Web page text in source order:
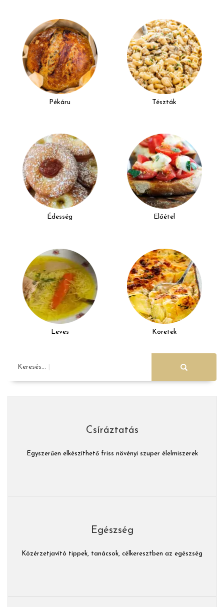
Pékáru Tészták
Édesség Előétel
Leves Köretek
Keresés...
Csíráztatás
Egyszerűen elkészíthető friss növényi szuper élelmiszerek
Egészség
Közérzetjavító tippek, tanácsok, célkeresztben az egészség